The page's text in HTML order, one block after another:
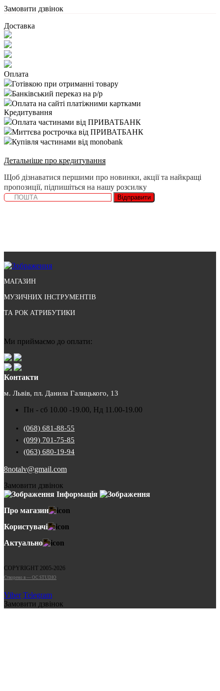
Замовити дзвінок
Доставка
Оплата
Готівкою при отриманні товару
Банківський переказ на р/р
Оплата на сайті платіжними картками
Кредитування
Оплата частинами від ПРИВАТБАНК
Миттєва рострочка від ПРИВАТБАНК
Купівля частинами від monobank
Детальніше про кредитування
Щоб дізнаватися першими про новинки, акції та найкращі
пропозиції, підпишіться на нашу розсилку
Відправити
МАГАЗИН
МУЗИЧНИХ ІНСТРУМЕНТІВ
ТА РОК АТРИБУТИКИ
Ми приймаємо до оплати:
Контакти
м. Львів, пл. Данила Галицького, 13
Пн - сб 10.00 -19.00, Нд 11.00-19.00
(068) 681-88-55
(099) 701-75-85
(063) 680-19-94
8notalv@gmail.com
Замовити дзвінок
Інформація
Про магазин
Користувачі
Актуально
COPYRIGHT 2005-2026
Cтворено в — OC STUDIO
Viber Telegram
Замовити дзвінок